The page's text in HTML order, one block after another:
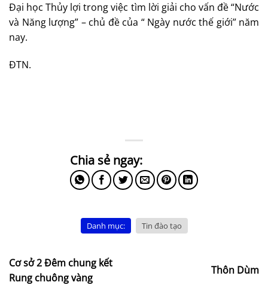
Đại học Thủy lợi trong việc tìm lời giải cho vấn đề “Nước
và Năng lượng” – chủ đề của “ Ngày nước thế giới” năm
nay.
ĐTN.
Danh mục: Tin đào tạo
Cơ sở 2 Đêm chung kết
Rung chuông vàng
Thôn Dùm